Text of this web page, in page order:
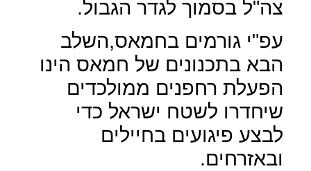
צה"ל בסמוך לגדר הגבול.
עפ"י גורמים בחמאס,השלב
הבא בתכנונים של חמאס הינו
הפעלת רחפנים ממולכדים
שיחדרו לשטח ישראל כדי
לבצע פיגועים בחיילים
ובאזרחים.